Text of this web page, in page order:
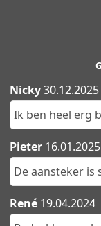
Nicky30.12.2025
Ik ben heel erg
Pieter 16.01.2025
De aansteker is
René 19.04.2024